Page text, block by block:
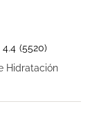
4.4 (5520)
Hidratación